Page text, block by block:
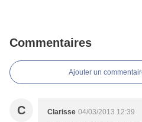
Commentaires
Ajouter un
C Clarisse 04/03/2013 12:39